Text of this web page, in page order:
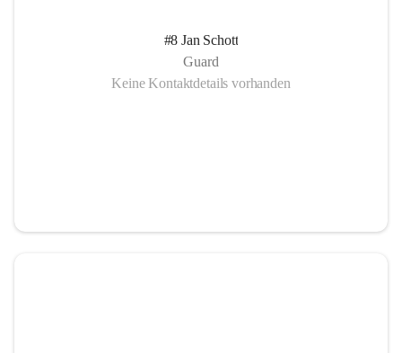
#8 Jan Schott
Guard
Keine Kontaktdetails vorhanden